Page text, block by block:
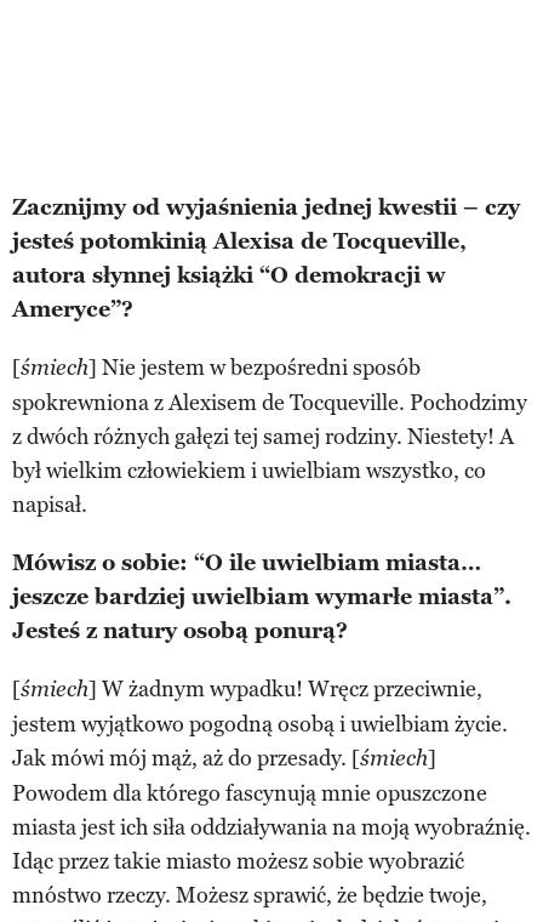
Zacznijmy od wyjaśnienia jednej kwestii – czy
jesteś potomkinią Alexisa de Tocqueville,
autora słynnej książki “O demokracji w
Ameryce”?
[śmiech] Nie jestem w bezpośredni sposób
spokrewniona z Alexisem de Tocqueville. Pochodzimy
z dwóch różnych gałęzi tej samej rodziny. Niestety! A
był wielkim człowiekiem i uwielbiam wszystko, co
napisał.
Mówisz o sobie: “O ile uwielbiam miasta…
jeszcze bardziej uwielbiam wymarłe miasta”.
Jesteś z natury osobą ponurą?
[śmiech] W żadnym wypadku! Wręcz przeciwnie,
jestem wyjątkowo pogodną osobą i uwielbiam życie.
Jak mówi mój mąż, aż do przesady. [śmiech]
Powodem dla którego fascynują mnie opuszczone
miasta jest ich siła oddziaływania na moją wyobraźnię.
Idąc przez takie miasto możesz sobie wyobrazić
mnóstwo rzeczy. Możesz sprawić, że będzie twoje,